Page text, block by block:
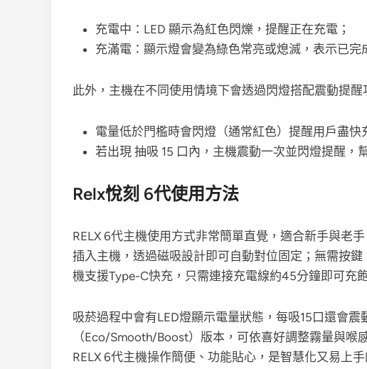
充電中：LED 顯示為紅色閃爍，提醒正在充電；
充滿電：顯示燈會變為綠色常亮或熄滅，表示已完
此外，主機在不同使用情境下會透過閃燈搭配震動提醒
電量低於門檻時會閃燈（通常紅色）提醒用戶盡快
若出現 抽吸 15 口內，主機震動一次並閃燈提醒，
Relx悅刻 6代使用方法
RELX 6代主機使用方式非常簡單直覺，適合新手與老
插入主機，透過磁吸設計即可自動對位固定；無需按
機支援Type-C快充，只需連接充電線約45分鐘即可充
吸菸過程中會有LED燈顯示電量狀態，每吸15口還會
（Eco/Smooth/Boost）版本，可依喜好調整霧量與喉
RELX 6代主機操作簡便、功能貼心，是智慧化又易上手